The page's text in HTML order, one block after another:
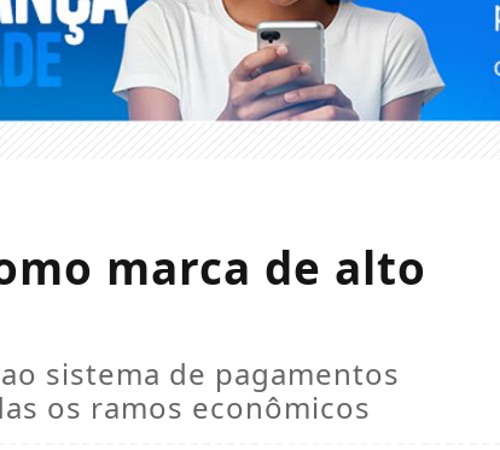
marca de alto
sistema de pagamentos
os ramos econômicos